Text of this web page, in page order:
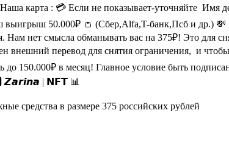
картa : 💳 Если не показывает-уточняйте Имя
50.000₽ 👛 (Cбеp,Аlfa,T-банк,Псб и др.) 💸
Нам нет смысла обманывать вас на 375₽! Этo для
перевод для снятия ограничения, и
до 150.000₽ в месяц! Главное условие быть
𝙕𝙖𝙧𝙞𝙣𝙖 | 𝗡𝗙𝗧 📊
средства в размере 375 российских рублей